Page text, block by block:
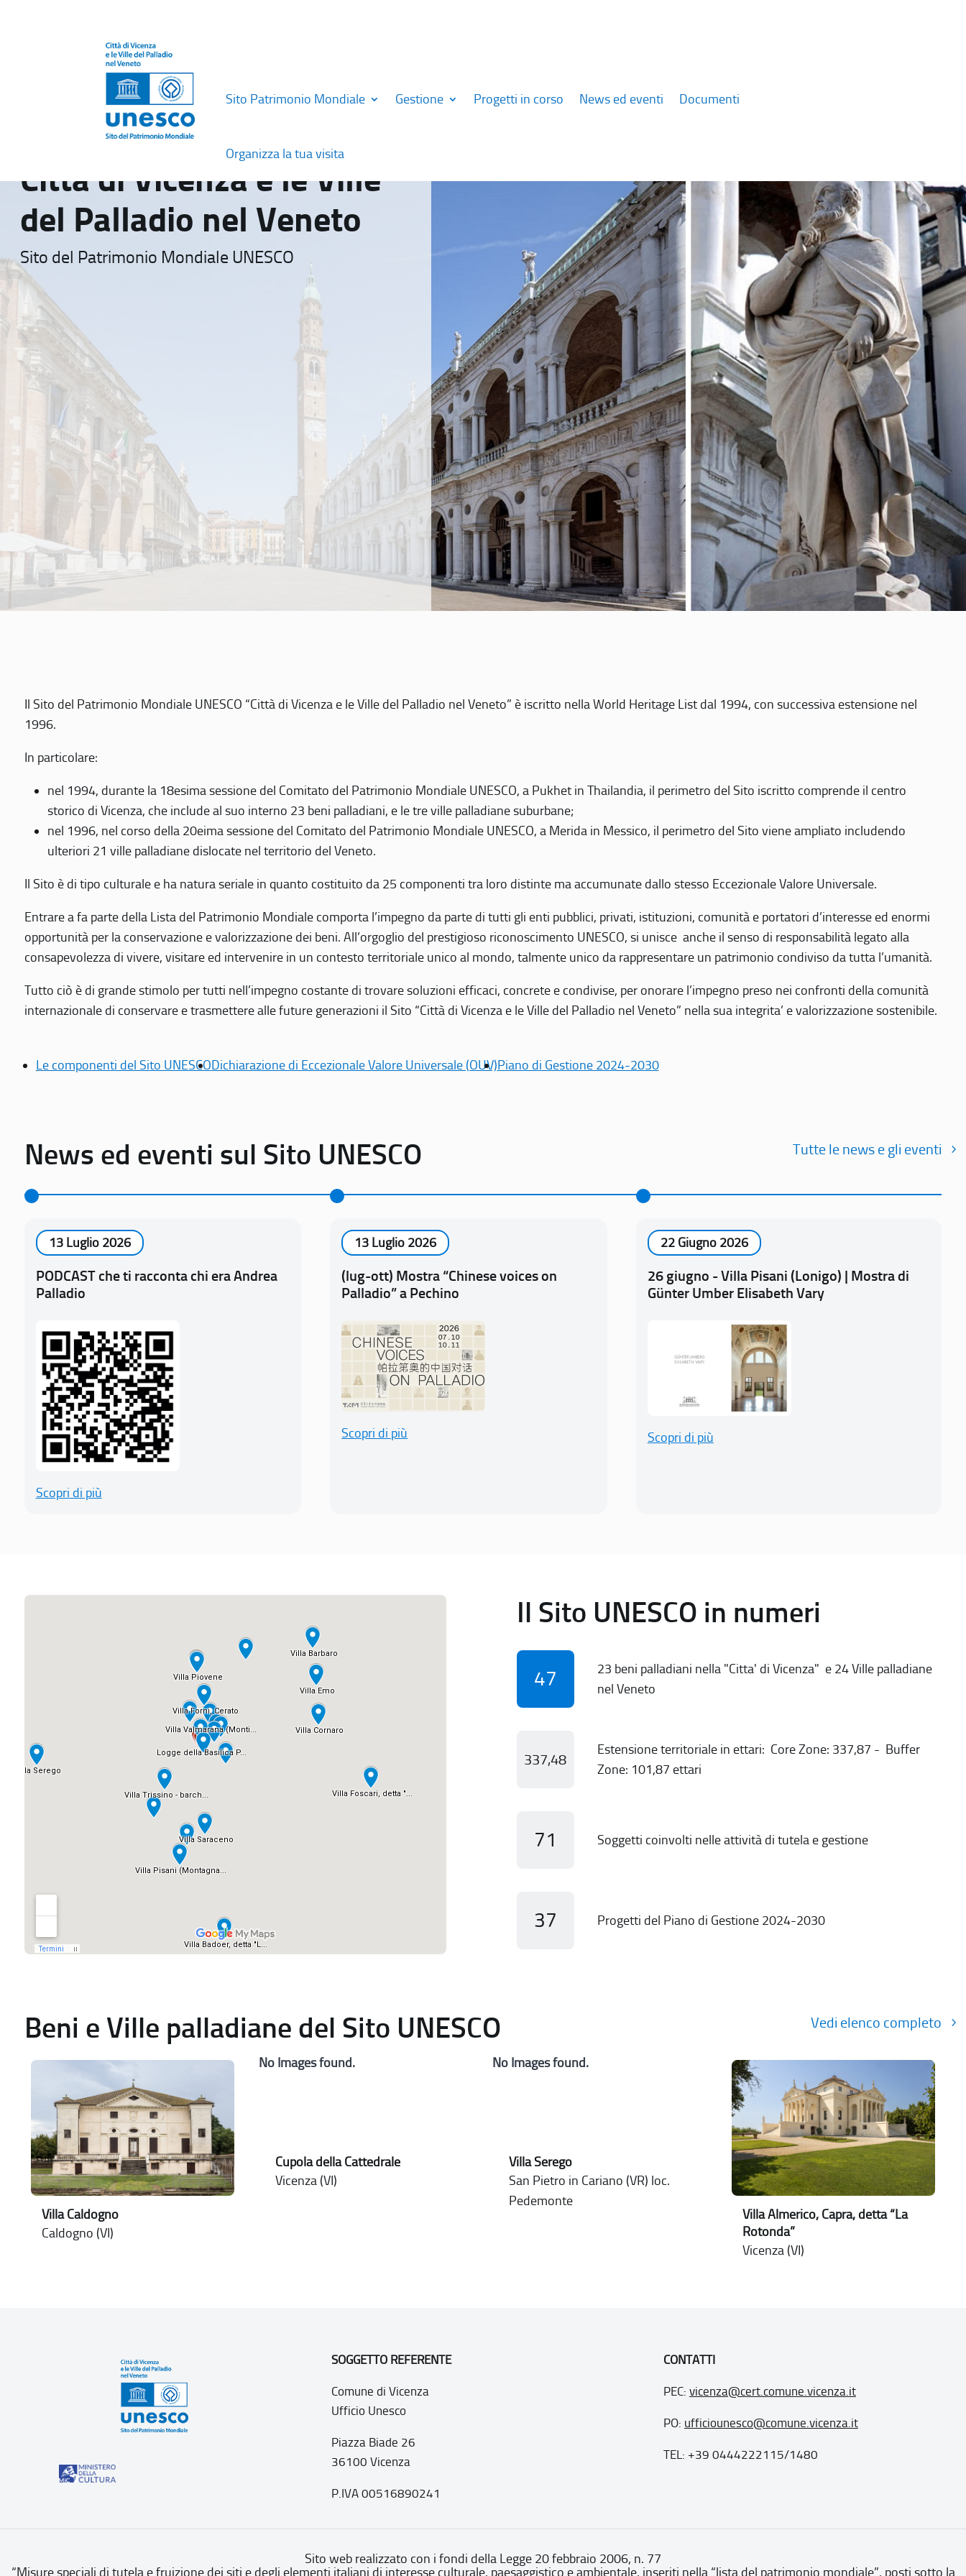
Sito Patrimonio Mondiale Gestione Progetti in corso News ed eventi Documenti
Organizza la tua visita
Città di Vicenza e le Ville
del Palladio nel Veneto
Sito del Patrimonio Mondiale UNESCO
Il Sito del Patrimonio Mondiale UNESCO “Città di Vicenza e le Ville del Palladio nel Veneto” è iscritto nella World Heritage List dal 1994, con successiva estensione nel
1996.
In particolare:
nel 1994, durante la 18esima sessione del Comitato del Patrimonio Mondiale UNESCO, a Pukhet in Thailandia, il perimetro del Sito iscritto comprende il centro
storico di Vicenza, che include al suo interno 23 beni palladiani, e le tre ville palladiane suburbane;
nel 1996, nel corso della 20eima sessione del Comitato del Patrimonio Mondiale UNESCO, a Merida in Messico, il perimetro del Sito viene ampliato includendo
ulteriori 21 ville palladiane dislocate nel territorio del Veneto.
Il Sito è di tipo culturale e ha natura seriale in quanto costituito da 25 componenti tra loro distinte ma accumunate dallo stesso Eccezionale Valore Universale.
Entrare a fa parte della Lista del Patrimonio Mondiale comporta l’impegno da parte di tutti gli enti pubblici, privati, istituzioni, comunità e portatori d’interesse ed enormi
opportunità per la conservazione e valorizzazione dei beni. All’orgoglio del prestigioso riconoscimento UNESCO, si unisce anche il senso di responsabilità legato alla
consapevolezza di vivere, visitare ed intervenire in un contesto territoriale unico al mondo, talmente unico da rappresentare un patrimonio condiviso da tutta l’umanità.
Tutto ciò è di grande stimolo per tutti nell’impegno costante di trovare soluzioni efficaci, concrete e condivise, per onorare l’impegno preso nei confronti della comunità
internazionale di conservare e trasmettere alle future generazioni il Sito “Città di Vicenza e le Ville del Palladio nel Veneto” nella sua integrita’ e valorizzazione sostenibile.
Le componenti del Sito UNESCODichiarazione di Eccezionale Valore Universale (OUV)Piano di Gestione 2024-2030
News ed eventi sul Sito UNESCO Tutte le news e gli eventi
13 Luglio 2026
PODCAST che ti racconta chi era Andrea
Palladio
Scopri di più
13 Luglio 2026
(lug-ott) Mostra “Chinese voices on
Palladio” a Pechino
Scopri di più
22 Giugno 2026
26 giugno - Villa Pisani (Lonigo) | Mostra di
Günter Umber Elisabeth Vary
Scopri di più
Il Sito UNESCO in numeri
47
23 beni palladiani nella "Citta' di Vicenza" e 24 Ville palladiane
nel Veneto
337,48
Estensione territoriale in ettari: Core Zone: 337,87 - Buffer
Zone: 101,87 ettari
71 Soggetti coinvolti nelle attività di tutela e gestione
37 Progetti del Piano di Gestione 2024-2030
Beni e Ville palladiane del Sito UNESCO Vedi elenco completo
Villa Caldogno
Caldogno (VI)
No Images found.
Cupola della Cattedrale
Vicenza (VI)
No Images found.
Villa Serego
San Pietro in Cariano (VR) loc.
Pedemonte
Villa Almerico, Capra, detta “La
Rotonda”
Vicenza (VI)
SOGGETTO REFERENTE
Comune di Vicenza
Ufficio Unesco
Piazza Biade 26
36100 Vicenza
P.IVA 00516890241
CONTATTI
PEC: vicenza@cert.comune.vicenza.it
PO: ufficiounesco@comune.vicenza.it
TEL: +39 0444222115/1480
Sito web realizzato con i fondi della Legge 20 febbraio 2006, n. 77
“Misure speciali di tutela e fruizione dei siti e degli elementi italiani di interesse culturale, paesaggistico e ambientale, inseriti nella “lista del patrimonio mondiale”, posti sotto la